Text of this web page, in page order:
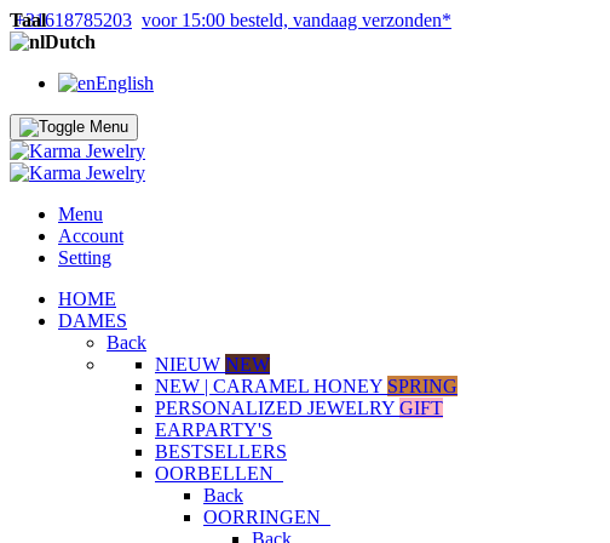
+31618785203 voor 15:00 besteld, vandaag verzonden*
Taal
Dutch
English
Menu
Account
Setting
HOME
DAMES
Back
NIEUW NEW
NEW | CARAMEL HONEY SPRING
PERSONALIZED JEWELRY GIFT
EARPARTY'S
BESTSELLERS
OORBELLEN
Back
OORRINGEN
Back